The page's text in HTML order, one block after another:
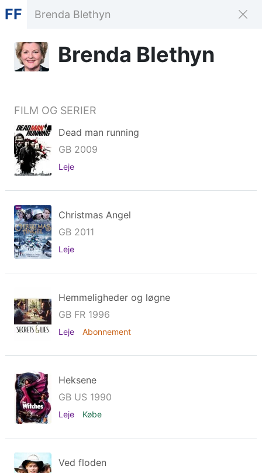
FF
Brenda Blethyn
FILM OG SERIER
Dead man running
GB 2009
Leje
Christmas Angel
GB 2011
Leje
Hemmeligheder og løgne
GB FR 1996
Leje Abonnement
Heksene
GB US 1990
Leje Købe
Ved floden